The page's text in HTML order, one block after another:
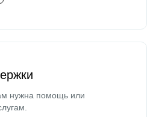
нужна помощь или